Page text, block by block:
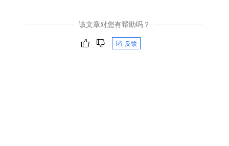
该文章对您有帮助吗？
反馈